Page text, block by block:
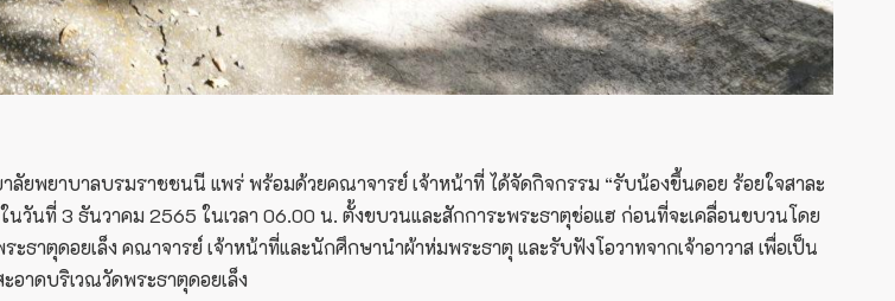
ยพยาบาลบรมราชชนนี แพร่ พร้อมด้วยคณาจารย์ เจ้าหน้าที่ ได้จัดกิจกรรม “รับน้องขึ้นดอย ร้อยใจสาละ
นที่ 3 ธันวาคม 2565 ในเวลา 06.00 น. ตั้งขบวนและสักการะพระธาตุช่อแฮ ก่อนที่จะเคลื่อนขบวนโดย
ธาตุดอยเล็ง คณาจารย์ เจ้าหน้าที่และนักศึกษานำผ้าห่มพระธาตุ และรับฟังโอวาทจากเจ้าอาวาส เพื่อเป็น
อาดบริเวณวัดพระธาตุดอยเล็ง